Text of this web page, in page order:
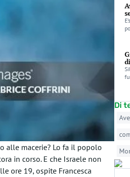
alle macerie? Lo fa il popolo
in corso. E che Israele non
ore 19, ospite Francesca
Di